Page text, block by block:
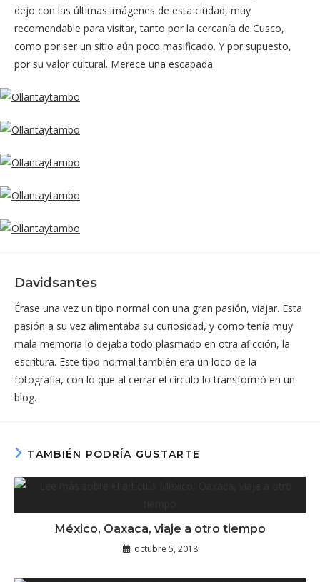
dejo con las últimas imágenes de esta ciudad, muy
recomendable para visitar, tanto por la cercanía de Cusco,
como por ser un sitio aún poco masificado. Y por supuesto,
por su valor cultural. Merece una escapada.
Davidsantes
Érase una vez un tipo normal con una gran pasión, viajar. Esta
pasión a su vez alimentaba su curiosidad, y como tenía muy
mala memoria lo dejaba todo plasmado en otra aficción, la
escritura. Este tipo normal también era un loco de la
fotografía, con lo que al cerrar el círculo lo transformó en un
blog.
TAMBIÉN PODRÍA GUSTARTE
México, Oaxaca, viaje a otro tiempo
octubre 5, 2018